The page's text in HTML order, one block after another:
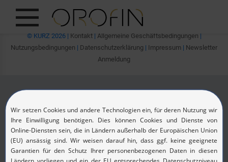
ZEIGE ALLES
BRANCHEN
DESIGN
© KURZ 2026 | Kontakt| Allgemeine Geschäftsbedingungen |
Nutzungsbedingungen | Datenschutzerklärung | Impressum | Newsletter
Anmeldung